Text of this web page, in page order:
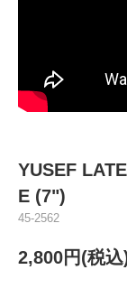
YUSEF
E (7")
45-2562
2,800円(税込